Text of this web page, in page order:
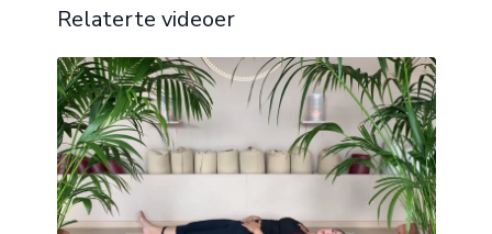
hoftene!
Relaterte videoer